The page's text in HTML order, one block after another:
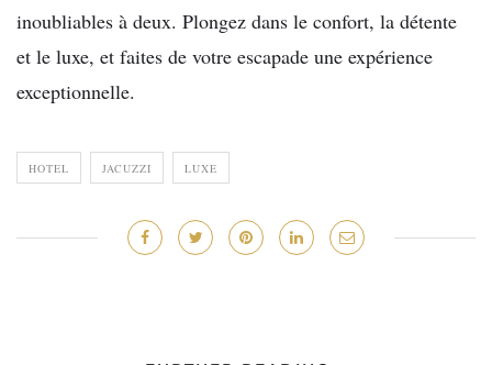
inoubliables à deux. Plongez dans le confort, la détente
et le luxe, et faites de votre escapade une expérience
exceptionnelle.
HOTEL JACUZZI LUXE